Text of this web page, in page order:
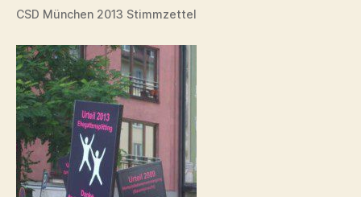
CSD München 2013 Stimmzettel